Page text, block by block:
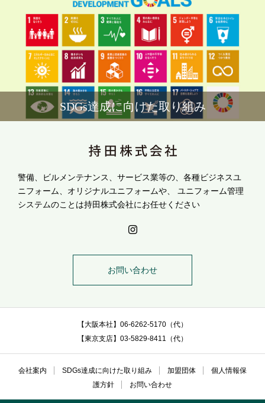
SDGs達成に向けた取り組み
警備、ビルメンテナンス、サービス業等の、各種ビジネスユ
ニフォーム、オリジナルユニフォームや、
ユニフォーム管理
システムのことは持田株式会社にお任せください
お問い合わせ
【大阪本社】06-6262-5170（代）
【東京支店】03-5829-8411（代）
会社案内 SDGs達成に向けた取り組み 加盟団体
個人情報保
護方針
お問い合わせ